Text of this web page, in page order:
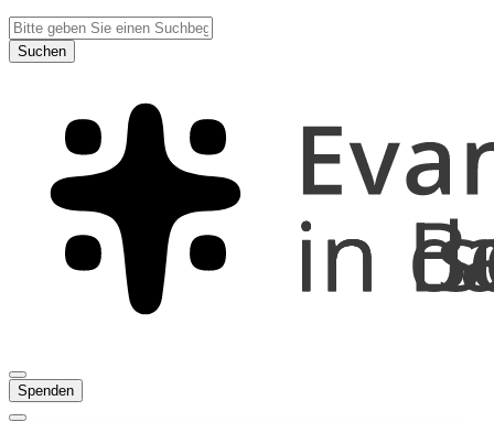
Suchen
Spenden